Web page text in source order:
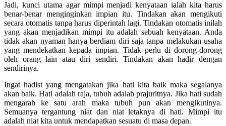
Jadi, kunci utama agar mimpi menjadi kenyataan ialah kita harus
benar-benar menginginkan impian itu. Tindakan akan mengikuti
secara otomatis tanpa harus diperintah lagi. Tindakan otomatis inilah
yang akan menjadikan mimpi itu adalah sebuah kenyataan. Anda
tidak akan nyaman hanya berdiam diri saja tanpa melakukan usaha
yang mendekatkan kepada impian. Tidak perlu di dorong-dorong
oleh orang lain atau diri sendiri. Tindakan akan hadir dengan
sendirinya.
Ingat hadist yang mengatakan jika hati kita baik maka segalanya
akan baik. Hati adalah raja, tubuh adalah prajuritnya. Jika hati sudah
mengarah ke satu arah maka tubuh pun akan mengikutinya.
Semuanya tergantung niat dan niat letaknya di hati. Mimpi itu
adalah niat kita untuk mendapatkan sesuatu di masa depan.